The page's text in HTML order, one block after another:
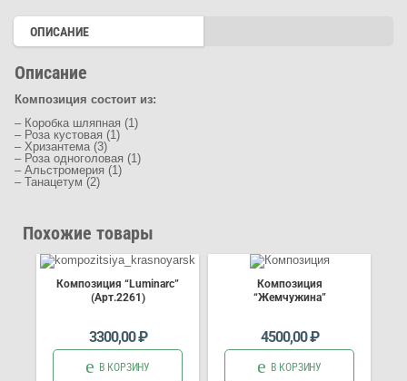
ОПИСАНИЕ
Описание
Композиция состоит из:
– Коробка шляпная (1)
– Роза кустовая (1)
– Хризантема (3)
– Роза одноголовая (1)
– Альстромерия (1)
– Танацетум (2)
Похожие товары
Композиция “Luminarc”
(Арт.2261)
3300,00₽
В КОРЗИНУ
Композиция
“Жемчужина”
4500,00₽
В КОРЗИНУ